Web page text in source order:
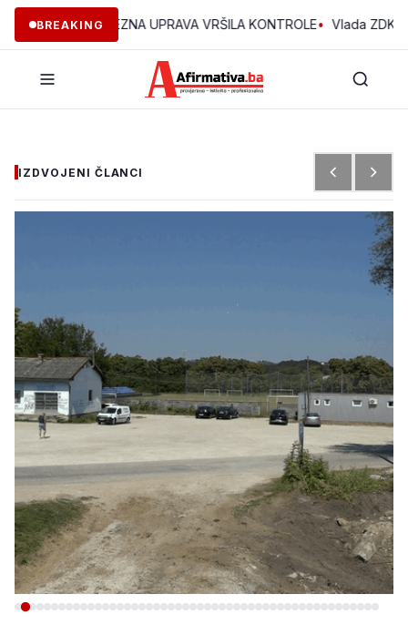
BREAKING
JE POREZNA UPRAVA VRŠILA KONTROLE• Vlada ZDK
IZDVOJENI ČLANCI